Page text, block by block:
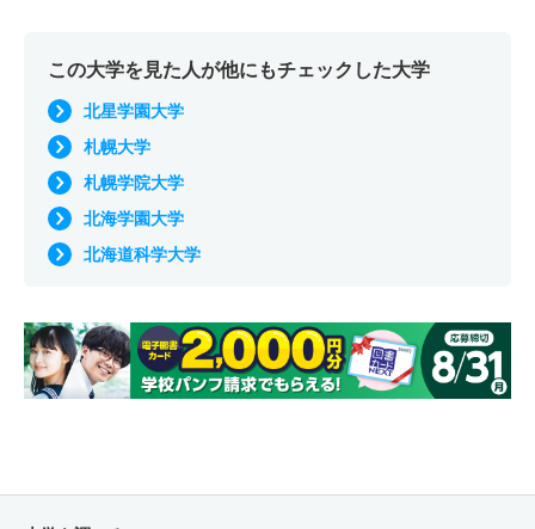
この大学を見た人が他にもチェックした大学
北星学園大学
札幌大学
札幌学院大学
北海学園大学
北海道科学大学